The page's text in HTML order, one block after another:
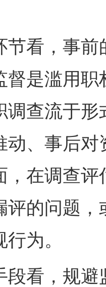
，事前
督是滥用
调查流于
动、事后
，在调查
的问题，
为。
看，规避